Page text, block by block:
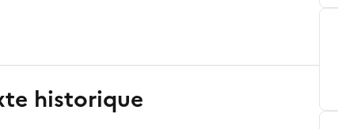
historique